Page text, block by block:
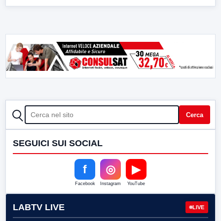
CERCA Cerca
SEGUICI SUI SOCIAL
f
Facebook
◎
Instagram
▶
YouTube
LABTV LIVE LIVE